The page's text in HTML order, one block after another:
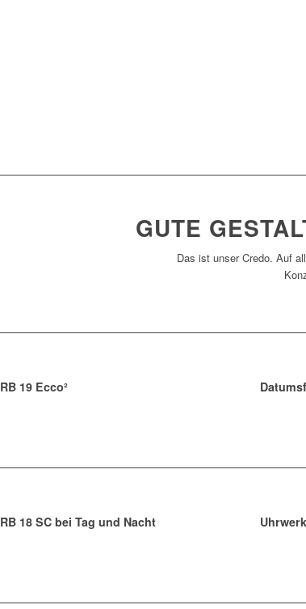
GUTE
Das ist unser Credo. Auf
RB 19 Ecco²
RB 18 SC bei Tag und Nacht Uhrwerk